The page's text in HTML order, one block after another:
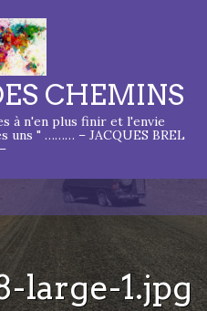
CHEMINS
à n'en plus finir et l'envie
uns " ……… – JACQUES BREL
–
large-1.jpg